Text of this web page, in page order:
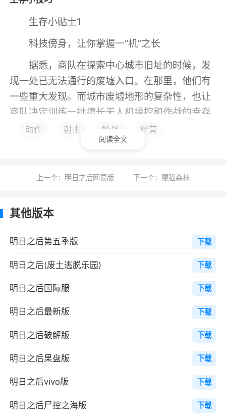
生存小贴士1
科技傍身，让你掌握一“机”之长
据悉，商队在探索中心城市旧址的时候，发
现一处已无法通行的废墟入口。在那里，他们有
一些重大发现。而城市废墟地形的复杂性，也让
商队决定训练一批擅长无人机操控和作战的幸存
者精英。
无人机参赛。而为了能让更多幸存者得到训练机
支援的免费无人机进行演习。
当然，基于这是模拟的空中演习，演习中的
无人机将不消耗耐久、能量、弹药等。4月25
日，该演习将在正式服上线。
同时，商队还将提供一些弹药和气球补给(内
含技能能量芯核)。这增加了战场的更多变数。若
是想在这里取得制空权，除了技巧、实力、团队
配合外，你可能还需要那么一点运气的眷顾。
生存小贴士2
熟练逃生，使用你的魔鬼步伐
在感染潮和帝国势力的双重压力下，贾斯汀
市长表示学会“战略性撤退”才是生存的最终奥
动作 射击 枪战 经营
阅读全文
上一个：明日之后网易版 下一个：魔猫森林
其他版本
明日之后第五季版 下载
明日之后(废土逃脱乐园) 下载
明日之后国际服 下载
明日之后最新版 下载
明日之后破解版 下载
明日之后果盘版 下载
明日之后vivo版 下载
明日之后尸控之海版 下载